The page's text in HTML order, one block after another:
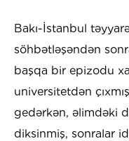
Bakı-İstanbul
söhbətləşəndən
başqa bir epizodu
universitetdən
gedərkən, əlimdəki
diksinmiş, sonralar